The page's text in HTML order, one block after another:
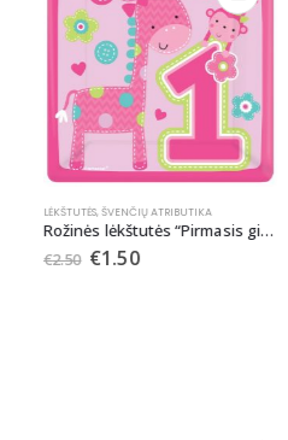
LĖKŠTUTĖS,ŠVENČIŲ ATRIBUTIKA
Rožinės lėkštutės “Pirmasis gimtadienis”
2.50 € 1.50